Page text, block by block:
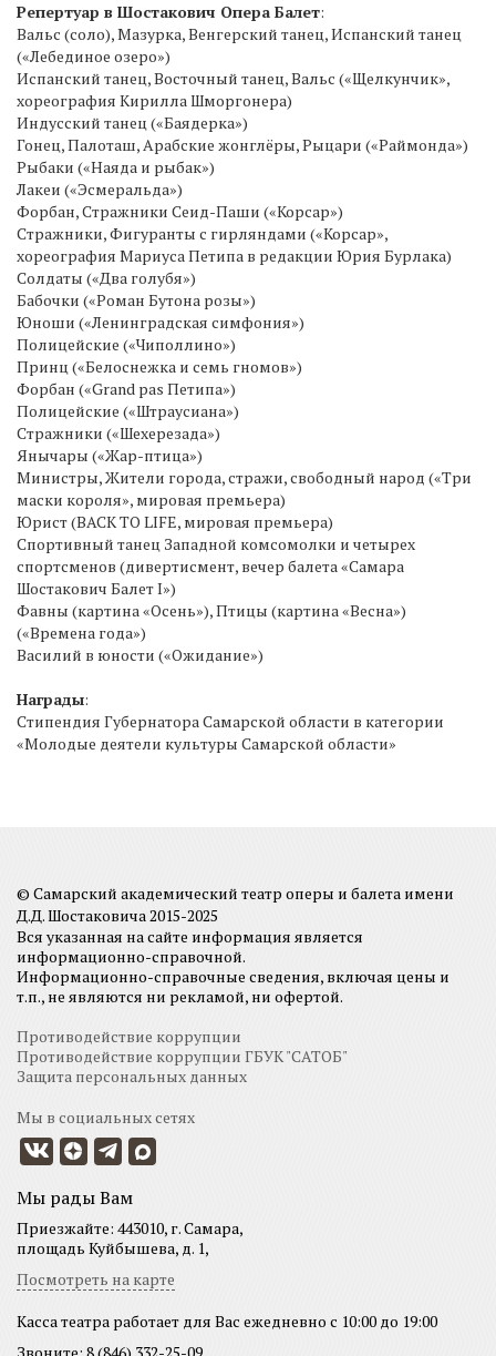
Репертуар в Шостакович Опера Балет:
Вальс (соло), Мазурка, Венгерский танец, Испанский танец
(«Лебединое озеро»)
Испанский танец, Восточный танец, Вальс («Щелкунчик»,
хореография Кирилла Шморгонера)
Индусский танец («Баядерка»)
Гонец, Палоташ, Арабские жонглёры, Рыцари («Раймонда»)
Рыбаки («Наяда и рыбак»)
Лакеи («Эсмеральда»)
Форбан, Стражники Сеид-Паши («Корсар»)
Стражники, Фигуранты с гирляндами («Корсар»,
хореография Мариуса Петипа в редакции Юрия Бурлака)
Солдаты («Два голубя»)
Бабочки («Роман Бутона розы»)
Юноши («Ленинградская симфония»)
Полицейские («Чиполлино»)
Принц («Белоснежка и семь гномов»)
Форбан («Grand pas Петипа»)
Полицейские («Штраусиана»)
Стражники («Шехерезада»)
Янычары («Жар-птица»)
Министры, Жители города, стражи, свободный народ («Три
маски короля», мировая премьера)
Юрист (BACK TO LIFE, мировая премьера)
Спортивный танец Западной комсомолки и четырех
спортсменов (дивертисмент, вечер балета «Самара
Шостакович Балет I»)
Фавны (картина «Осень»), Птицы (картина «Весна»)
(«Времена года»)
Василий в юности («Ожидание»)
Награды:
Стипендия Губернатора Самарской области в категории
«Молодые деятели культуры Самарской области»
© Самарский академический театр оперы и балета имени
Д.Д. Шостаковича 2015-2025
Вся указанная на сайте информация является
информационно-справочной.
Информационно-справочные сведения, включая цены и
т.п., не являются ни рекламой, ни офертой.
Противодействие коррупции
Противодействие коррупции ГБУК "САТОБ"
Защита персональных данных
Мы в социальных сетях
Мы рады Вам
Приезжайте: 443010, г. Самара,
площадь Куйбышева, д. 1,
Посмотреть на карте
Касса театра работает для Вас ежедневно с 10:00 до 19:00